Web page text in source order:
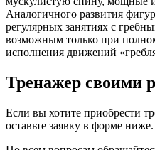
Аналогичного развития
регулярных занятиях с
возможным только при
исполнения движений
Тренажер своими
Если вы хотите приобрести
оставьте заявку в форме